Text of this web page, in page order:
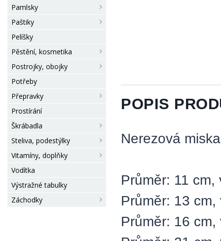
Pamlsky
Paštiky
Pelíšky
Pěstění, kosmetika
Postrojky, obojky
Potřeby
Přepravky
Prostírání
Škrábadla
Steliva, podestýlky
Vitamíny, doplňky
Vodítka
Výstražné tabulky
Záchodky
POPIS
Nerezová
Průměr: 11
Průměr: 13
Průměr: 16